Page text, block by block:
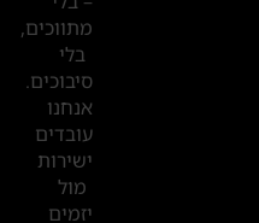
בדובאי
מתווכים,
בלי
סיבוכים.
אנחנו
עובדים
ישירות
מול
יזמים